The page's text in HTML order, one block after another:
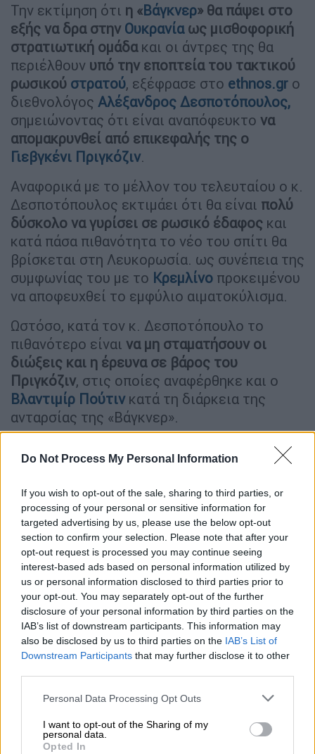
Do Not Process My Personal Information
If you wish to opt-out of the sale, sharing to third parties, or
processing of your personal or sensitive information for
targeted advertising by us, please use the below opt-out
section to confirm your selection. Please note that after your
opt-out request is processed you may continue seeing
interest-based ads based on personal information utilized by
us or personal information disclosed to third parties prior to
your opt-out. You may separately opt-out of the further
disclosure of your personal information by third parties on the
IAB’s list of downstream participants. This information may
also be disclosed by us to third parties on the IAB’s List of
Downstream Participants that may further disclose it to other
Please note that this website/app uses one or more Google
not limited to your visit or usage behaviour. You may click to
grant or deny consent to Google and its third-party tags to
Personal Data Processing Opt Outs
I want to opt-out of the Sharing of my
personal data.
Opted In
Την εκτίμηση ότι η «Βάγκνερ» θα πάψει στο
εξής να δρα στην Ουκρανίαως μισθοφορική
στρατιωτική ομάδακαι οι άντρες της θα
περιέλθουν υπό την εποπτεία του τακτικού
ρωσικού στρατού, εξέφρασε στο ethnos.gr o
διεθνολόγος Αλέξανδρος Δεσποτόπουλος,
σημειώνοντας ότι είναι αναπόφευκτο να
απομακρυνθεί από επικεφαλής της ο
Γιεβγκένι Πριγκόζιν.
Αναφορικά με το μέλλον του τελευταίου ο κ.
Δεσποτόπουλος εκτιμάει ότι θα είναι πολύ
δύσκολο να γυρίσει σε ρωσικό έδαφος και
κατά πάσα πιθανότητα το νέο του σπίτι θα
βρίσκεται στη Λευκορωσία. ως συνέπεια της
συμφωνίας του με το Κρεμλίνο προκειμένου
να αποφευχθεί το εμφύλιο αιματοκύλισμα.
Ωστόσο, κατά τον κ. Δεσποτόπουλο το
πιθανότερο είναι να μη σταματήσουν οι
διώξεις και η έρευνα σε βάρος του
Πριγκόζιν, στις οποίες αναφέρθηκε και ο
Βλαντιμίρ Πούτινκατά τη διάρκεια της
ανταρσίας της «Βάγκνερ».
συνεχίσει να δρα στην Ουκρανία με τον
μισθοφορική ομάδα και θα τεθεί υπό τις
εντολές του επίσημου ρωσικού στρατού.
Αυτό είναι κομβικό για το Κρεμλίνο και θα
έχουμε αυτήν την εξέλιξη για δύο λόγους:
Πρώτον διότι η ρωσική ηγεσίαθεωρεί πλέον
τον Πριγκόζιν επικίνδυνοκαι δεύτερον
επειδήυπάρχει αμφισβήτηση για τις
ικανότητες της ‘’Βάγκνερ’’ ως μισθοφορικού
στρατού. Η ‘’Βάγκνερ’’ θα συνεχίσει χωρίς
τον Πριγκόζιν, για τον οποίο τα πράγματα
μπορέσει να γυρίσει εύκολα σε ρωσικό
έδαφος», τονίζει ο κ. Δεσποτόπουλος.